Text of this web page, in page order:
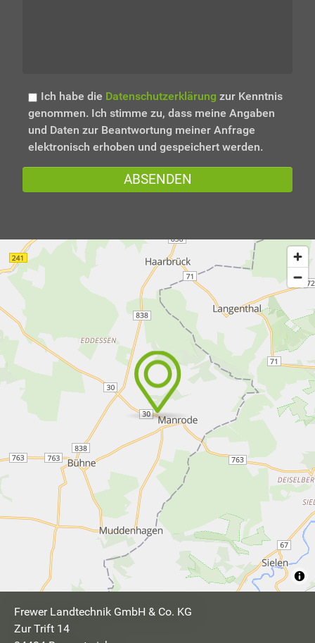
Ich habe die Datenschutzerklärung zur Kenntnis
genommen. Ich stimme zu, dass meine Angaben
und Daten zur Beantwortung meiner Anfrage
elektronisch erhoben und gespeichert werden.
ABSENDEN
Frewer Landtechnik GmbH & Co. KG
Zur Trift 14